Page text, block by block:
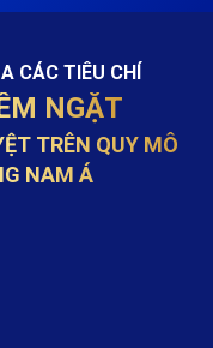
CÁC TIÊU CHÍ
NGẶT
TRÊN QUY MÔ
NAM Á